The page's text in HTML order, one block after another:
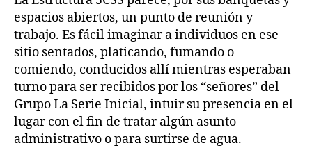
espacios abiertos, un punto de reunión y
trabajo. Es fácil imaginar a individuos en ese
sitio sentados, platicando, fumando o
comiendo, conducidos allí mientras esperaban
turno para ser recibidos por los “señores” del
Grupo La Serie Inicial, intuir su presencia en el
lugar con el fin de tratar algún asunto
administrativo o para surtirse de agua.